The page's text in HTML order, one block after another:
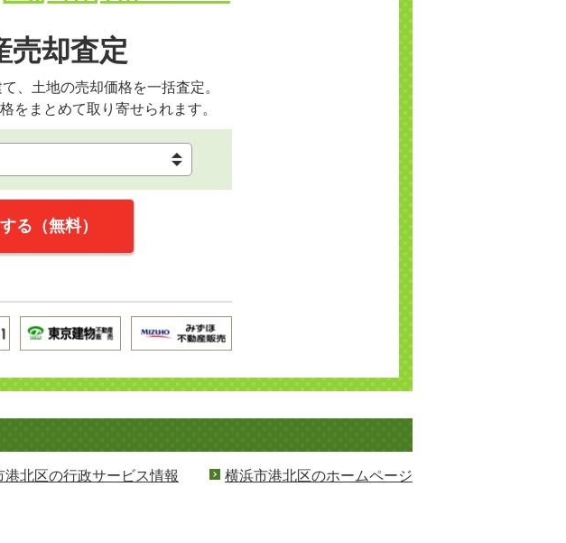
売却査定
、土地の売却価格を一括査定。
をまとめて取り寄せられます。
る（無料）
港北区の行政サービス情報 横浜市港北区のホームページ